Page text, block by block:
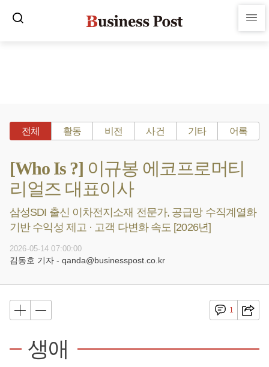
전체 활동 비전 사건 기타 어록
[Who Is ?] 이규봉 에코프로머티
리얼즈 대표이사
삼성SDI 출신 이차전지소재 전문가, 공급망 수직계열화
기반 수익성 제고 · 고객 다변화 속도 [2026년]
2026-05-14 07:00:00
김동호 기자 - qanda@businesspost.co.kr
1
생애